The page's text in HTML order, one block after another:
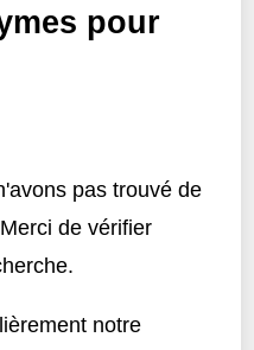
pour
pas trouvé de
de vérifier
notre